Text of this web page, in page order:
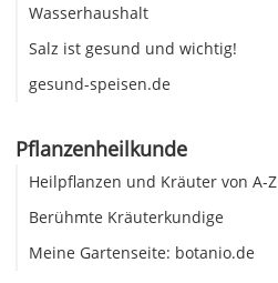
Wasserhaushalt
Salz ist gesund und wichtig!
gesund-speisen.de
Pflanzenheilkunde
Heilpflanzen und Kräuter von A-Z
Berühmte Kräuterkundige
Meine Gartenseite: botanio.de